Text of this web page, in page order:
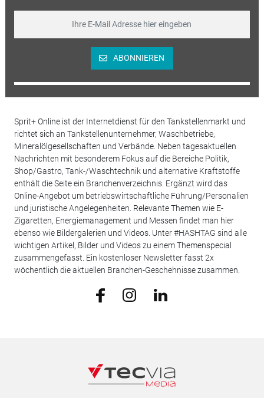
ABONNIEREN
Sprit+ Online ist der Internetdienst für den Tankstellenmarkt und
richtet sich an Tankstellenunternehmer, Waschbetriebe,
Mineralölgesellschaften und Verbände. Neben tagesaktuellen
Nachrichten mit besonderem Fokus auf die Bereiche Politik,
Shop/Gastro, Tank-/Waschtechnik und alternative Kraftstoffe
enthält die Seite ein Branchenverzeichnis. Ergänzt wird das
Online-Angebot um betriebswirtschaftliche Führung/Personalien
und juristische Angelegenheiten. Relevante Themen wie E-
Zigaretten, Energiemanagement und Messen findet man hier
ebenso wie Bildergalerien und Videos. Unter #HASHTAG sind alle
wichtigen Artikel, Bilder und Videos zu einem Themenspecial
zusammengefasst. Ein kostenloser Newsletter fasst 2x
wöchentlich die aktuellen Branchen-Geschehnisse zusammen.